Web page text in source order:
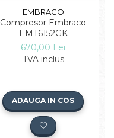
EMBRACO
Compresor Embraco
EMT6152GK
670,00 Lei
TVA inclus
ADAUGA IN COS